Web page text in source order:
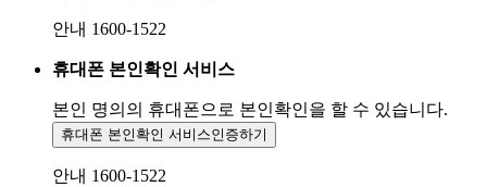
안내 1600-1522
휴대폰 본인확인 서비스
본인 명의의 휴대폰으로 본인확인을 할 수 있습니다.
휴대폰 본인확인 서비스인증하기
안내 1600-1522